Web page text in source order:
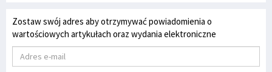
Zostaw swój adres aby otrzymywać powiadomienia o
wartościowych artykułach oraz wydania elektroniczne